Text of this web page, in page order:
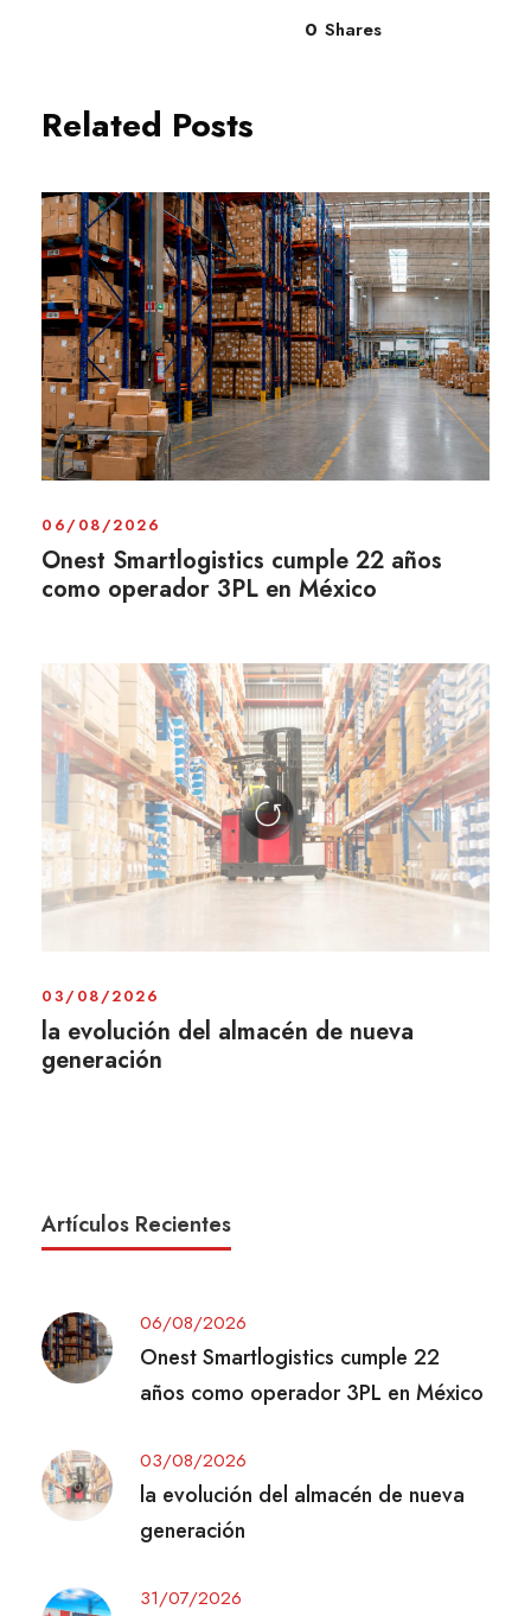
0 Shares
Related Posts
06/08/2026
Onest Smartlogistics cumple 22 años
como operador 3PL en México
03/08/2026
la evolución del almacén de nueva
generación
Artículos Recientes
06/08/2026
Onest Smartlogistics cumple 22
años como operador 3PL en México
03/08/2026
la evolución del almacén de nueva
generación
31/07/2026